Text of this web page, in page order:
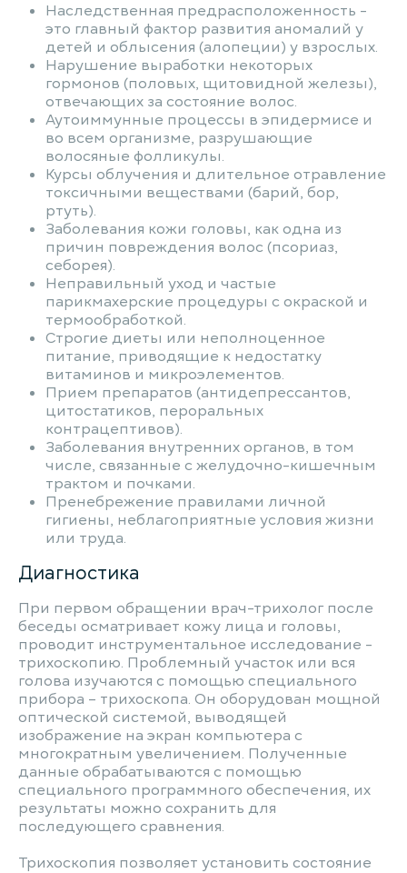
Наследственная предрасположенность -
это главный фактор развития аномалий у
детей и облысения (алопеции) у взрослых.
Нарушение выработки некоторых
гормонов (половых, щитовидной железы),
отвечающих за состояние волос.
Аутоиммунные процессы в эпидермисе и
во всем организме, разрушающие
волосяные фолликулы.
Курсы облучения и длительное отравление
токсичными веществами (барий, бор,
ртуть).
Заболевания кожи головы, как одна из
причин повреждения волос (псориаз,
себорея).
Неправильный уход и частые
парикмахерские процедуры с окраской и
термообработкой.
Строгие диеты или неполноценное
питание, приводящие к недостатку
витаминов и микроэлементов.
Прием препаратов (антидепрессантов,
цитостатиков, пероральных
контрацептивов).
Заболевания внутренних органов, в том
числе, связанные с желудочно-кишечным
трактом и почками.
Пренебрежение правилами личной
гигиены, неблагоприятные условия жизни
или труда.
Диагностика
При первом обращении врач-трихолог после
беседы осматривает кожу лица и головы,
проводит инструментальное исследование -
трихоскопию. Проблемный участок или вся
голова изучаются с помощью специального
прибора – трихоскопа. Он оборудован мощной
оптической системой, выводящей
изображение на экран компьютера с
многократным увеличением. Полученные
данные обрабатываются с помощью
специального программного обеспечения, их
результаты можно сохранить для
последующего сравнения.
Трихоскопия позволяет установить состояние